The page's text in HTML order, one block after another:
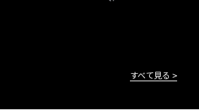
すべて見る